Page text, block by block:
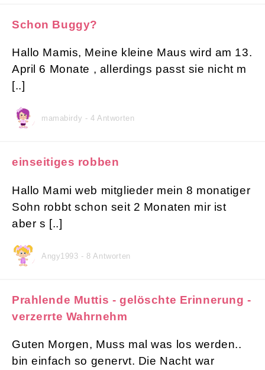
Schon Buggy?
Hallo Mamis, Meine kleine Maus wird am 13.
April 6 Monate , allerdings passt sie nicht m
[..]
mamabirdy - 4 Antworten
einseitiges robben
Hallo Mami web mitglieder mein 8 monatiger
Sohn robbt schon seit 2 Monaten mir ist
aber s [..]
Angy1993 - 8 Antworten
Prahlende Muttis - gelöschte Erinnerung -
verzerrte Wahrnehm
Guten Morgen, Muss mal was los werden..
bin einfach so genervt. Die Nacht war